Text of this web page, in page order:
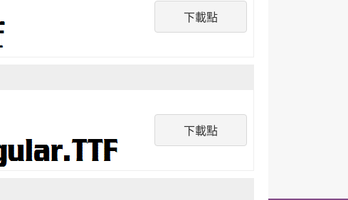
下載點
下載點